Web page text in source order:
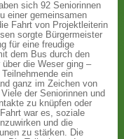
sich 92 Seniorinnen
einer gemeinsamen
Fahrt von Projektleiterin
sorgte Bürgermeister
für eine freudige
dem Bus durch den
die Weser ging –
ein
ganz im Zeichen von
der Seniorinnen und
zu knüpfen oder
war es, soziale
und die
zu stärken. Die